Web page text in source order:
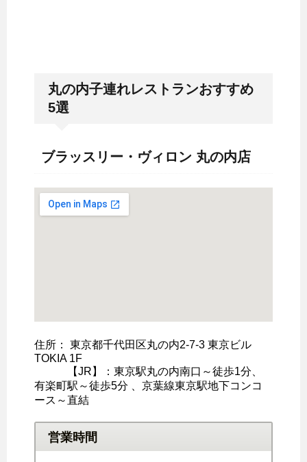
丸の内子連れレストランおすすめ
5選
ブラッスリー・ヴィロン 丸の内店
住所： 東京都千代田区丸の内2-7-3 東京ビル
TOKIA 1F
【JR】：東京駅丸の内南口～徒歩1分、
有楽町駅～徒歩5分 、京葉線東京駅地下コンコ
ース～直結
営業時間